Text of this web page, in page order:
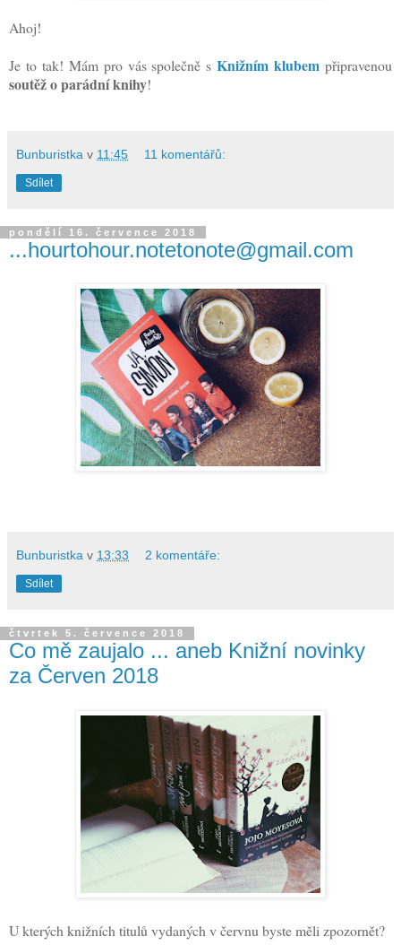
Ahoj!
Je to tak! Mám pro vás společně sKnižním klubem připravenou
soutěž o parádní knihy!
Bunburistka v 11:45 11 komentářů:
Sdílet
pondělí 16. července 2018
...hourtohour.notetonote@gmail.com
Bunburistka v 13:33 2 komentáře:
Sdílet
čtvrtek 5. července 2018
Co mě zaujalo ... aneb Knižní novinky
za Červen 2018
U kterých knižních titulů vydaných v červnu byste měli zpozornět?